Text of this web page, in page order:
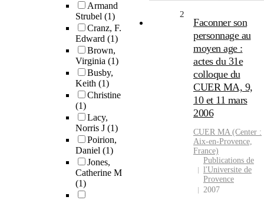
Armand
Strubel (1)
Cranz, F.
Edward (1)
Brown,
Virginia (1)
Busby,
Keith (1)
Christine
(1)
Lacy,
Norris J (1)
Poirion,
Daniel (1)
Jones,
Catherine M
(1)
2
Faconner son
personnage au
moyen age :
actes du 31e
colloque du
CUER MA, 9,
10 et 11 mars
2006
CUER MA (Center :
Aix-en-Provence,
France)
Publications de
l'Universite de
Provence
2007